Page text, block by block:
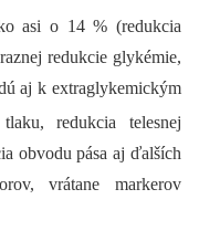
asi o 14 % (redukcia
redukcie glyk­émie,
aj k extraglykemickým
redukcia telesnej
obvodu pása aj ďalších
vrátane markerov